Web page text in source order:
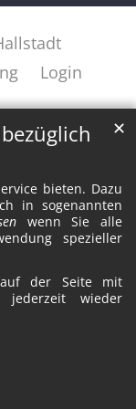
bieten. Dazu
in sogenannten
wenn Sie alle
spezieller
auf der Seite mit
wieder
✕
Login